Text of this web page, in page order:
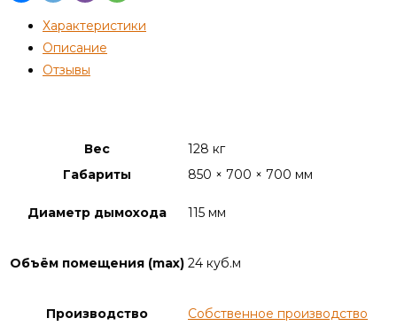
Характеристики
Описание
Отзывы
Вес
128 кг
Габариты
850 × 700 × 700 мм
Диаметр дымохода 115 мм
Объём помещения (max) 24 куб.м
Производство Собственное производство